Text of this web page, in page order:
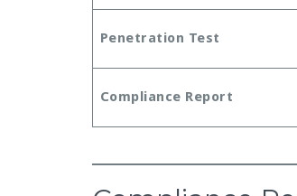
Penetration Test
Compliance Report